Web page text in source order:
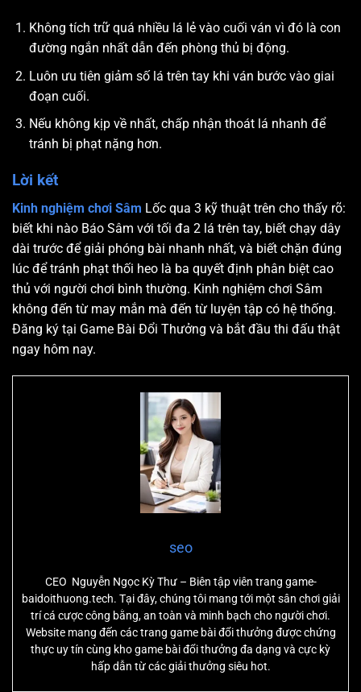
Không tích trữ quá nhiều lá lẻ vào cuối ván vì đó là con
đường ngắn nhất dẫn đến phòng thủ bị động.
Luôn ưu tiên giảm số lá trên tay khi ván bước vào giai
đoạn cuối.
Nếu không kịp về nhất, chấp nhận thoát lá nhanh để
tránh bị phạt nặng hơn.
Lời kết
Kinh nghiệm chơi Sâm Lốc qua 3 kỹ thuật trên cho thấy rõ:
biết khi nào Báo Sâm với tối đa 2 lá trên tay, biết chạy dây
dài trước để giải phóng bài nhanh nhất, và biết chặn đúng
lúc để tránh phạt thối heo là ba quyết định phân biệt cao
thủ với người chơi bình thường. Kinh nghiệm chơi Sâm
không đến từ may mắn mà đến từ luyện tập có hệ thống.
Đăng ký tại Game Bài Đổi Thưởng và bắt đầu thi đấu thật
ngay hôm nay.
seo
CEO Nguyễn Ngọc Kỳ Thư – Biên tập viên trang game-
baidoithuong.tech. Tại đây, chúng tôi mang tới một sân chơi giải
trí cá cược công bằng, an toàn và minh bạch cho người chơi.
Website mang đến các trang game bài đổi thưởng được chứng
thực uy tín cùng kho game bài đổi thưởng đa dạng và cực kỳ
hấp dẫn từ các giải thưởng siêu hot.